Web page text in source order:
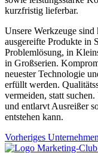
kurzfristig lieferbar.
Unsere Werkzeuge
ausgereifte Produkte in
Problemlösung, in
in Großserien.
neuester Technologie
erfüllt werden.
vermeiden, statt
und entlarvt Ausreißer
entstehen kann.
Vorheriges Unternehmen